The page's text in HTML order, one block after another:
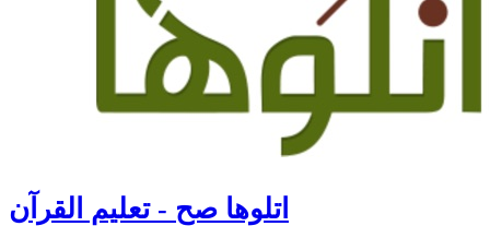
اتلوها صح - تعليم القرآن